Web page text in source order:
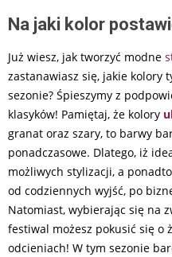
Na jaki kolor
Już wiesz, jak tworzyć modne
zastanawiasz się, jakie kolory
sezonie? Śpieszymy z
klasyków! Pamiętaj, że kolory
granat oraz szary, to barwy
ponadczasowe. Dlatego, iż
możliwych stylizacji, a
od codziennych wyjść, po
Natomiast, wybierając się na
festiwal możesz pokusić się o
odcieniach! W tym sezonie